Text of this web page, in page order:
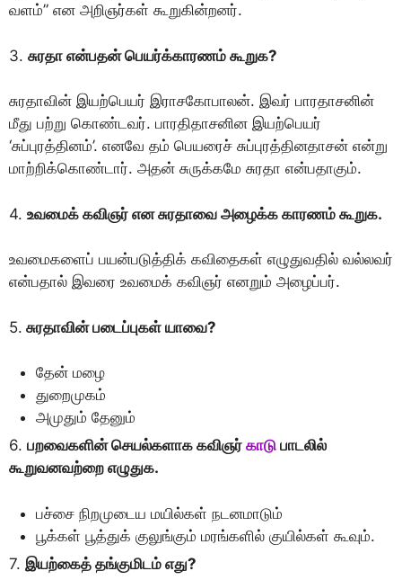
வளம்” என அறிஞர்கள் கூறுகின்றனர்.
3. சுரதா என்பதன் பெயர்க்காரணம் கூறுக?
சுரதாவின் இயற்பெயர் இராசகோபாலன். இவர் பாரதாசனின்
மீது பற்று கொண்டவர். பாரதிதாசனின இயற்பெயர்
‘சுப்புரத்தினம்’. எனவே தம் பெயரைச் சுப்புரத்தினதாசன் என்று
மாற்றிக்காெண்டார். அதன் சுருக்கமே சுரதா என்பதாகும்.
4. உவமைக் கவிஞர் என சுரதாவை அழைக்க காரணம் கூறுக.
உவமைகளைப் பயன்படுத்திக் கவிதைகள் எழுதுவதில் வல்லவர்
என்பதால் இவரை உவமைக் கவிஞர் எனறும் அழைப்பர்.
5. சுரதாவின் படைப்புகள் யாவை?
தேன் மழை
துறைமுகம்
அமுதும் தேனும்
6. பறவைகளின் செயல்களாக கவிஞர் காடு பாடலில்
கூறுவனவற்றை எழுதுக.
பச்சை நிறமுடைய மயில்கள் நடனமாடும்
பூக்கள் பூத்துக் குலுங்கும் மரங்களில் குயில்கள் கூவும்.
7. இயற்கைத் தங்குமிடம் எது?